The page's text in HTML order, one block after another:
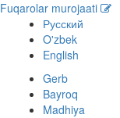
Fuqarolar murojaati
Русский
O'zbek
English
Gerb
Bayroq
Madhiya